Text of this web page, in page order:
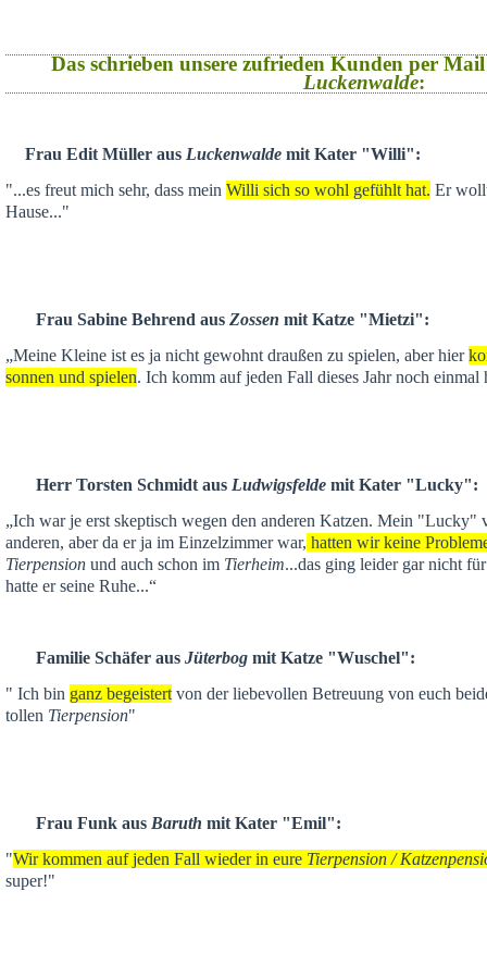
Das schrieben unsere zufrieden Kunden per
Luckenwalde:
Frau Edit Müller aus Luckenwalde mit Kater "Willi":
"...es freut mich sehr, dass mein Willi sich so wohl gefühlt hat. Er
Hause..."
Frau Sabine Behrend aus Zossen mit Katze "Mietzi":
„Meine Kleine ist es ja nicht gewohnt draußen zu spielen, aber hier
sonnen und spielen. Ich komm auf jeden Fall dieses Jahr noch einmal
Herr Torsten Schmidt aus Ludwigsfelde mit Kater "Lucky":
„Ich war je erst skeptisch wegen den anderen Katzen. Mein "Lucky"
anderen, aber da er ja im Einzelzimmer war, hatten wir keine
Tierpension und auch schon im Tierheim...das ging leider gar nicht
hatte er seine Ruhe...“
Familie Schäfer aus Jüterbog mit Katze "Wuschel":
" Ich bin ganz begeistert von der liebevollen Betreuung von euch
tollen Tierpension"
Frau Funk aus Baruth mit Kater "Emil":
"Wir kommen auf jeden Fall wieder in eure Tierpension /
super!"